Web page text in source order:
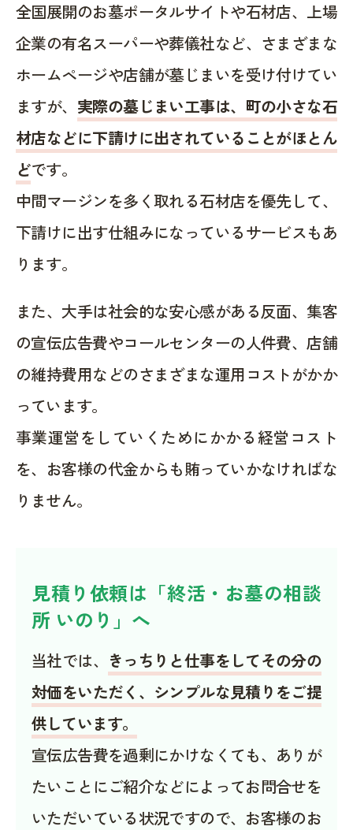
全国展開のお墓ポータルサイトや石材店、上場
企業の有名スーパーや葬儀社など、さまざまな
ホームページや店舗が墓じまいを受け付けてい
ますが、 実際の墓じまい工事は、町の小さな石
材店などに下請けに出されていることがほとん
どです。
中間マージンを多く取れる石材店を優先して、
下請けに出す仕組みになっているサービスもあ
ります。
また、大手は社会的な安心感がある反面、集客
の宣伝広告費やコールセンターの人件費、店舗
の維持費用などのさまざまな運用コストがかか
っています。
事業運営をしていくためにかかる経営コスト
を、お客様の代金からも賄っていかなければな
りません。
見積り依頼は「終活・お墓の相談
所 いのり」へ
当社では、 きっちりと仕事をしてその分の
対価をいただく、シンプルな見積りをご提
供しています。
宣伝広告費を過剰にかけなくても、ありが
たいことにご紹介などによってお問合せを
いただいている状況ですので、お客様のお